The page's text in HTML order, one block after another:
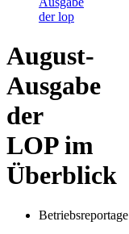
August-
Ausgabe
der
LOP im
Überblick
Betriebsreportage